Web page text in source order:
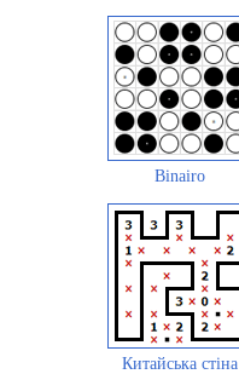
Binairo
Китайська стіна